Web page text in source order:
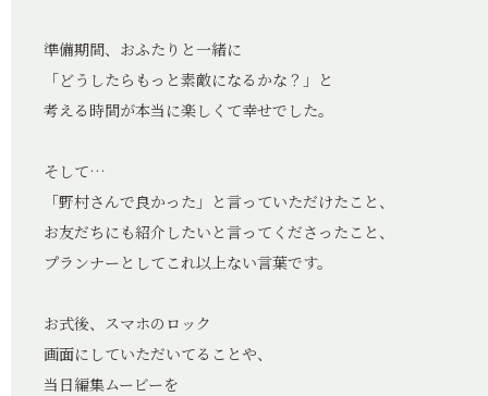
準備期間、おふたりと一緒に
「どうしたらもっと素敵になるかな？」と
考える時間が本当に楽しくて幸せでした。
そして…
「野村さんで良かった」と言っていただけたこと、
お友だちにも紹介したいと言ってくださったこと、
プランナーとしてこれ以上ない言葉です。
お式後、スマホのロック
画面にしていただいてることや、
当日編集ムービーを